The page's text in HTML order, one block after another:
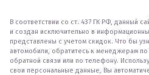
В соответствии со ст. 437 ГК РФ, данный
и создан исключительно в
представлены с учетом скидок. Что бы
автомобили, обратитесь к менеджерам
обратной связи или по телефону.
свои персональные данные, Вы